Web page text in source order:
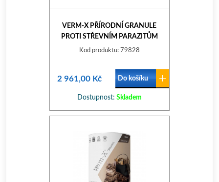
VERM-X PŘÍRODNÍ GRANULE
PROTI STŘEVNÍM PARAZITŮM
PRO KOČKY 1KG
Kod produktu: 79828
2 961,00 Kč Do košíku
Dostupnost: Skladem